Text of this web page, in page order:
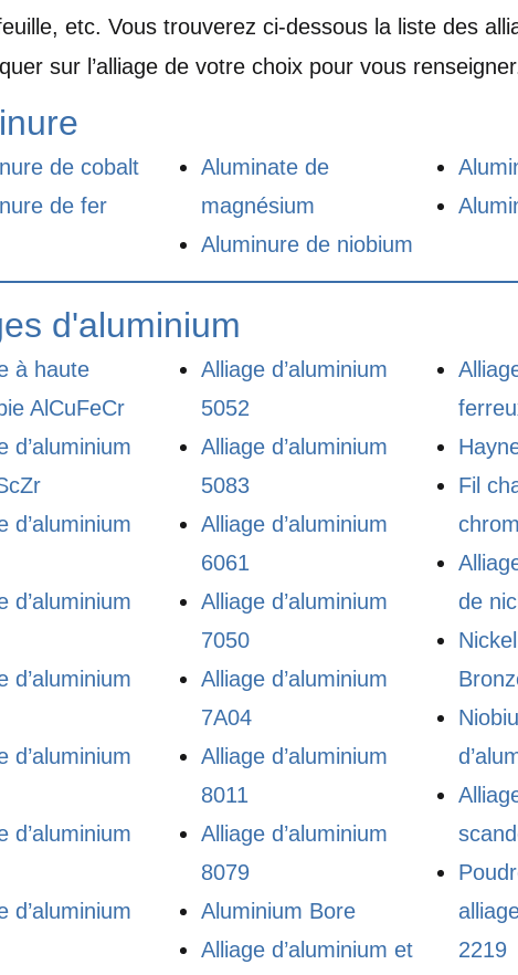
etc. Vous trouverez ci-dessous la liste des
sur l’alliage de votre choix pour vous
de cobalt
de fer
Aluminate de
magnésium
Aluminure de niobium
d'aluminium
à haute
AlCuFeCr
d’aluminium
d’aluminium
d’aluminium
d’aluminium
d’aluminium
d’aluminium
d’aluminium
Alliage d’aluminium
5052
Alliage d’aluminium
5083
Alliage d’aluminium
6061
Alliage d’aluminium
7050
Alliage d’aluminium
7A04
Alliage d’aluminium
8011
Alliage d’aluminium
8079
Aluminium Bore
Alliage d’aluminium et
Fil
de
2219